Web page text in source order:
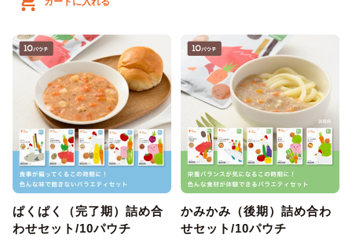
ぱくぱく（完了期）詰め合
わせセット/10パウチ
かみかみ（後期）詰め合わ
せセット/10パウチ